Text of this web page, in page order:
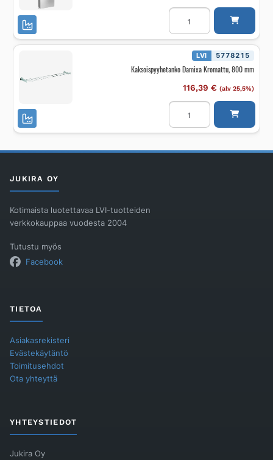
Paperipyyheannostelija
roskak.
Northern
Europe
RODX602E
määrä
LVI 5778215
Kaksoispyyhetanko Damixa Kromattu, 800 mm
116,39 € (alv 25,5%)
Kaksoispyyhetanko
Damixa
Kromattu,
800
JUKIRA OY
Kotimaista luotettavaa LVI-tuotteiden
verkkokauppaa vuodesta 2004
Tutustu myös
Facebook
TIETOA
Asiakasrekisteri
Evästekäytäntö
Toimitusehdot
Ota yhteyttä
YHTEYSTIEDOT
Jukira Oy